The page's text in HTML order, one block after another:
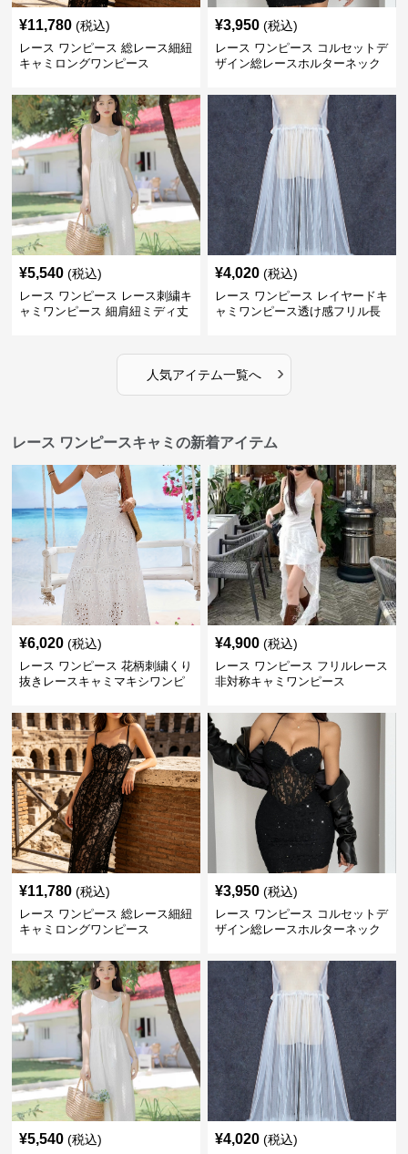
¥11,780 (税込)
レース ワンピース 総レース細紐
キャミロングワンピース
¥3,950 (税込)
レース ワンピース コルセットデ
ザイン総レースホルターネック
¥5,540 (税込)
レース ワンピース レース刺繍キ
ャミワンピース 細肩紐ミディ丈
¥4,020 (税込)
レース ワンピース レイヤードキ
ャミワンピース透け感フリル長
人気アイテム一覧へ ›
レース ワンピースキャミの新着アイテム
¥6,020 (税込)
レース ワンピース 花柄刺繍くり
抜きレースキャミマキシワンピ
¥4,900 (税込)
レース ワンピース フリルレース
非対称キャミワンピース
¥11,780 (税込)
レース ワンピース 総レース細紐
キャミロングワンピース
¥3,950 (税込)
レース ワンピース コルセットデ
ザイン総レースホルターネック
¥5,540 (税込) ¥4,020 (税込)